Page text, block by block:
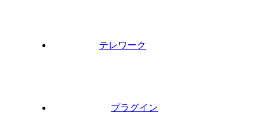
テレワーク
プラグイン